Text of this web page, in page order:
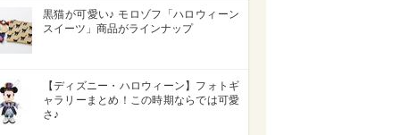
黒猫が可愛い♪ モロゾフ「ハロウィーン
スイーツ」商品がラインナップ
【ディズニー・ハロウィーン】フォトギ
ャラリーまとめ！この時期ならでは可愛
さ♪